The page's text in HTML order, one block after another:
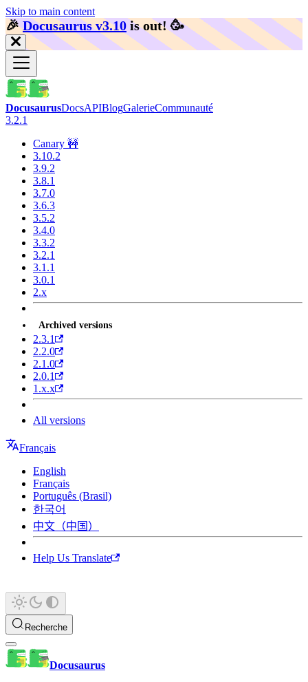
Skip to main content
🎉️Docusaurus v3.10 is out! 🥳️
DocusaurusDocsAPIBlogGalerieCommunauté
3.2.1
Canary 🚧
3.10.2
3.9.2
3.8.1
3.7.0
3.6.3
3.5.2
3.4.0
3.3.2
3.2.1
3.1.1
3.0.1
2.x
Archived versions
2.3.1
2.2.0
2.1.0
2.0.1
1.x.x
All versions
Français
English
Français
Português (Brasil)
한국어
中文（中国）
Help Us Translate
Recherche
Docusaurus